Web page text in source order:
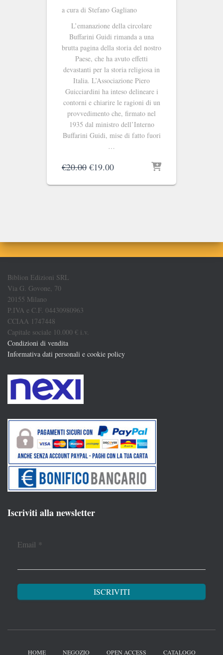
a cura di Stefano Gagliano
L’emanazione della circolare
Buffarini Guidi rimanda a una
brutta pagina della storia del nostro
Paese, che ha avuto effetti
devastanti per la storia religiosa in
Italia. L’Associazione Piero
Guicciardini ha inteso delineare i
contorni e chiarire le ragioni di un
provvedimento che, firmato nel
1935 dal ministro dell’Interno
Buffarini Guidi, mise di fatto fuori
…
€20.00 Il
originale
€19.00Il
attuale
Biblion Edizioni SRL
Via G. Govone, 70
20155 Milano
P.IVA e C.F. 04430980963
CCIAA 1747448
Capitale sociale 10.000 € i.v.
Condizioni di vendita
Informativa dati personali e cookie policy
Iscriviti alla newsletter
Email *
HOME NEGOZIO OPEN ACCESS CATALOGO